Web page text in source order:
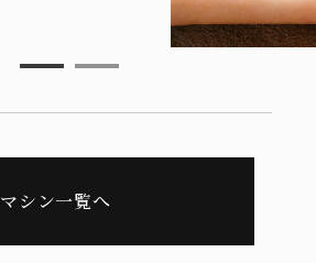
マシン一覧へ